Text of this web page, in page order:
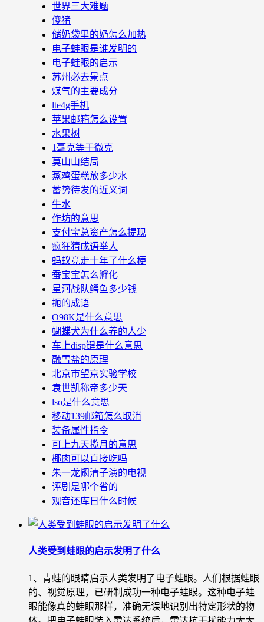
世界三大难题
傻猪
储奶袋里的奶怎么加热
电子蛙眼是谁发明的
电子蛙眼的启示
苏州必去景点
煤气的主要成分
lte4g手机
苹果邮箱怎么设置
水果树
1毫克等于微克
莫山山结局
蒸鸡蛋糕放多少水
蓄势待发的近义词
牛水
作坊的意思
支付宝总资产怎么提现
疯狂猜成语举人
蚂蚁竞走十年了什么梗
蚕宝宝怎么孵化
星河战队鳄鱼多少钱
扼的成语
O98K是什么意思
蝴蝶犬为什么养的人少
车上disp键是什么意思
融雪盐的原理
北京市望京实验学校
袁世凯称帝多少天
lso是什么意思
移动139邮箱怎么取消
装备属性指令
可上九天揽月的意思
椰肉可以直接吃吗
朱一龙阚清子演的电视
评剧是哪个省的
观音还库日什么时候
人类受到蛙眼的启示发明了什么
1、青蛙的眼睛启示人类发明了电子蛙眼。人们根据蛙眼
的、视觉原理，已研制成功一种电子蛙眼。这种电子蛙
眼能像真的蛙眼那样，准确无误地识别出特定形状的物